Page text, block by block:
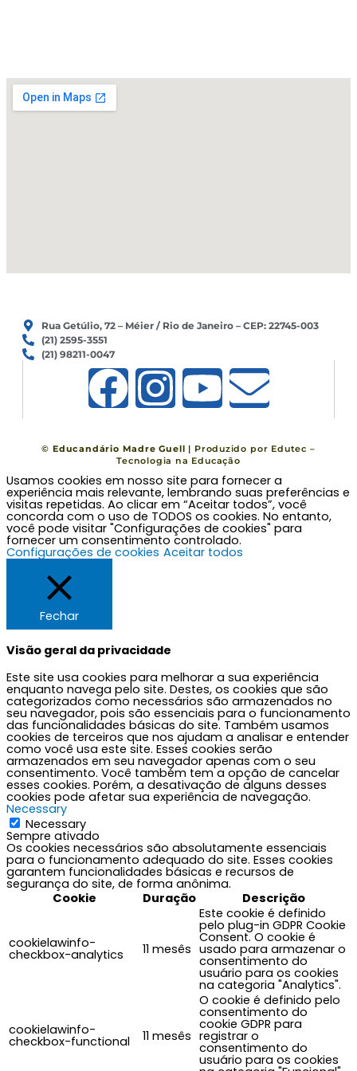
m
Rua Getúlio, 72 – Méier / Rio de Janeiro – CEP: 22745-003
(21) 2595-3551
(21) 98211-0047
F
a
c
e
b
o
k
I
n
s
t
a
a
m
Y
o
u
t
u
E
n
v
e
l
e
©Educandário Madre Guell | Produzido por Edutec –
Tecnologia na Educação
Usamos cookies em nosso site para fornecer a
experiência mais relevante, lembrando suas preferências e
visitas repetidas. Ao clicar em “Aceitar todos”, você
concorda com o uso de TODOS os cookies. No entanto,
você pode visitar "Configurações de cookies" para
fornecer um consentimento controlado.
Configurações de cookies Aceitar todos
Fechar
Visão geral da privacidade
Este site usa cookies para melhorar a sua experiência
enquanto navega pelo site. Destes, os cookies que são
categorizados como necessários são armazenados no
seu navegador, pois são essenciais para o funcionamento
das funcionalidades básicas do site. Também usamos
cookies de terceiros que nos ajudam a analisar e entender
como você usa este site. Esses cookies serão
armazenados em seu navegador apenas com o seu
consentimento. Você também tem a opção de cancelar
esses cookies. Porém, a desativação de alguns desses
cookies pode afetar sua experiência de navegação.
Necessary
Necessary
Sempre ativado
Os cookies necessários são absolutamente essenciais
para o funcionamento adequado do site. Esses cookies
garantem funcionalidades básicas e recursos de
segurança do site, de forma anônima.
Cookie
Duração Descrição
cookielawinfo-
checkbox-analytics 11 mesês
Este cookie é definido
pelo plug-in GDPR Cookie
Consent. O cookie é
usado para armazenar o
consentimento do
usuário para os cookies
na categoria "Analytics".
cookielawinfo-
checkbox-functional 11 mesês
O cookie é definido pelo
consentimento do
cookie GDPR para
registrar o
consentimento do
usuário para os cookies